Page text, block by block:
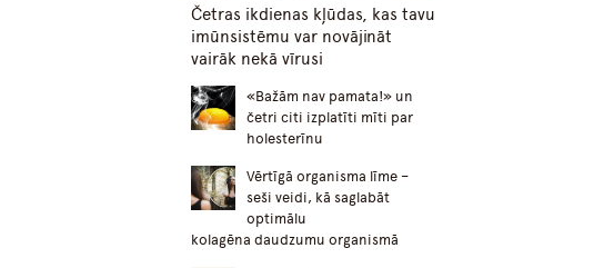
Četras ikdienas kļūdas, kas tavu
imūnsistēmu var novājināt
vairāk nekā vīrusi
«Bažām nav pamata!» un
četri citi izplatīti mīti par
holesterīnu
Vērtīgā organisma līme –
seši veidi, kā saglabāt
optimālu
kolagēna daudzumu organismā